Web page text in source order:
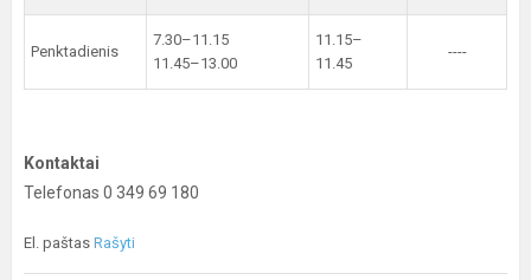
Penktadienis
7.30–11.15
11.45–13.00
11.15–
11.45
----
Kontaktai
Telefonas 0 349 69 180
El. paštas Rašyti